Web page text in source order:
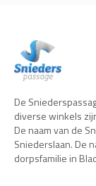
De
diverse winkels
De naam van de
Sniederslaan. De
dorpsfamilie in